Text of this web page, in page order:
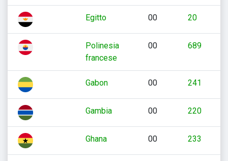
Egitto 00 20
Polinesia
francese
00 689
Gabon 00 241
Gambia 00 220
Ghana 00 233